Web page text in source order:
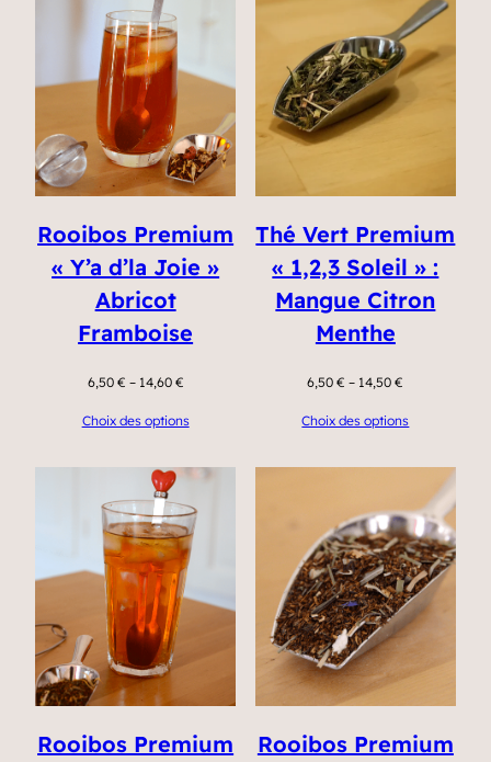
Rooibos Premium
« Y’a d’la Joie »
Abricot
Framboise
6,50 € – 14,60 €
Choix des options
Thé Vert Premium
« 1,2,3 Soleil » :
Mangue Citron
Menthe
6,50€ – 14,50€
Choix des options
Rooibos Premium
Rooibos Premium